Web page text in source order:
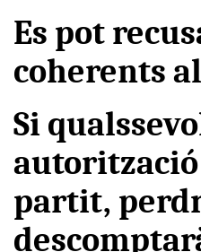
Es pot
coherents
Si
partit,